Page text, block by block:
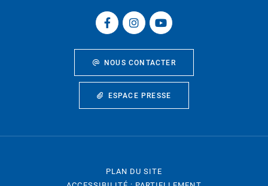
NOUS CONTACTER
ESPACE PRESSE
PLAN DU SITE